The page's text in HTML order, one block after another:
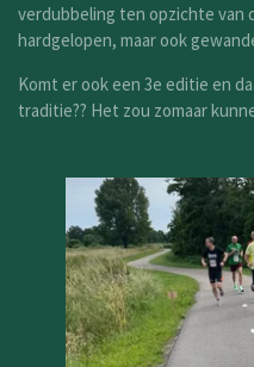
verdubbeling ten opzichte van
hardgelopen, maar ook
Komt er ook een 3e editie en
traditie?? Het zou zomaar